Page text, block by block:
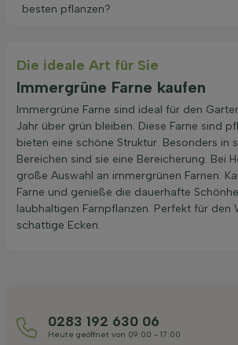
besten pflanzen?
Die ideale Art für Sie
Immergrüne Farne kaufen
Immergrüne Farne sind ideal für den
Jahr über grün bleiben. Diese Farne sind
bieten eine schöne Struktur. Besonders in
Bereichen sind sie eine Bereicherung. Bei
große Auswahl an immergrünen Farnen.
Farne und genieße die dauerhafte
laubhaltigen Farnpflanzen. Perfekt für den
schattige Ecken.
0283 192 630 06
Heute geöffnet von 09:00 - 17:00